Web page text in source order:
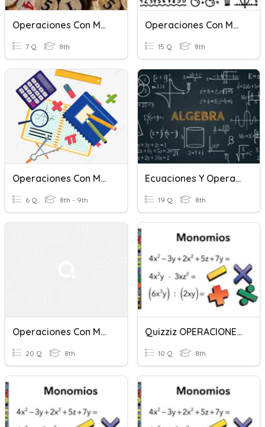
Operaciones Con Monomios Racionales
7 Q 8th
Operaciones Con Monomios
15 Q 8th
Operaciones Con Monomios Y Ecuaciones
6 Q 8th - 9th
Ecuaciones Y Operaciones Con Monomios
19 Q 8th
Operaciones Con Monomios
20 Q 8th
Quizziz OPERACIONES CON MONOMIOS
10 Q 8th